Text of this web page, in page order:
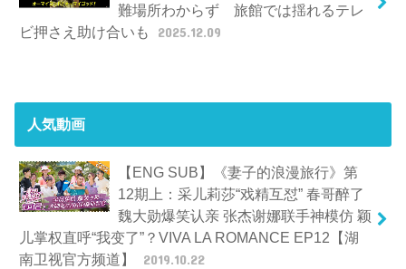
難場所わからず 旅館では揺れるテレ
ビ押さえ助け合いも
2025.12.09
人気動画
【ENG SUB】《妻子的浪漫旅行》第
12期上：采儿莉莎“戏精互怼” 春哥醉了
魏大勋爆笑认亲 张杰谢娜联手神模仿 颖
儿掌权直呼“我变了”？VIVA LA ROMANCE EP12【湖
南卫视官方频道】
2019.10.22